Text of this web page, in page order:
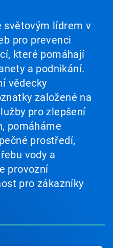
světovým lídrem v
pro prevenci
které pomáhají
a podnikání.
vědecky
založené na
pro zlepšení
pomáháme
prostředí,
vody a
provozní
pro zákazníky